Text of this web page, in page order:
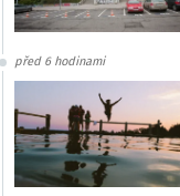
před 6 hodinami